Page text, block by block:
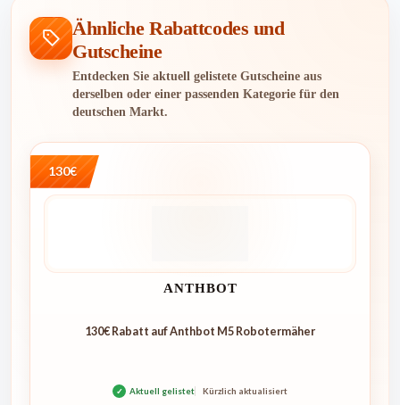
Ähnliche Rabattcodes und
Gutscheine
Entdecken Sie aktuell gelistete Gutscheine aus
derselben oder einer passenden Kategorie für den
deutschen Markt.
130€
ANTHBOT
130€ Rabatt auf Anthbot M5 Robotermäher
✓ Aktuell gelistet Kürzlich aktualisiert